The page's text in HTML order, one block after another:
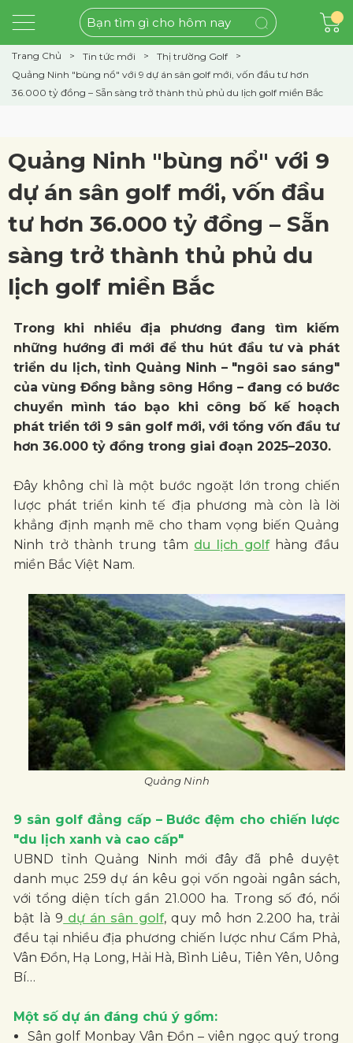
Trang Chủ Tin tức mới
Thị trường Golf
Quảng Ninh "bùng nổ" với 9 dự án sân golf mới, vốn đầu tư hơn
36.000 tỷ đồng – Sẵn sàng trở thành thủ phủ du lịch golf miền Bắc
Quảng Ninh "bùng nổ" với 9
dự án sân golf mới, vốn đầu
tư hơn 36.000 tỷ đồng – Sẵn
sàng trở thành thủ phủ du
lịch golf miền Bắc
Trong khi nhiều địa phương đang tìm kiếm
những hướng đi mới để thu hút đầu tư và phát
triển du lịch, tỉnh Quảng Ninh – "ngôi sao sáng"
của vùng Đồng bằng sông Hồng – đang có bước
chuyển mình táo bạo khi công bố kế hoạch
phát triển tới 9 sân golf mới, với tổng vốn đầu tư
hơn 36.000 tỷ đồng trong giai đoạn 2025–2030.
Đây không chỉ là một bước ngoặt lớn trong chiến
lược phát triển kinh tế địa phương mà còn là lời
khẳng định mạnh mẽ cho tham vọng biến Quảng
Ninh trở thành trung tâm du lịch golfhàng đầu
miền Bắc Việt Nam.
Quảng Ninh
9 sân golf đẳng cấp – Bước đệm cho chiến lược
"du lịch xanh và cao cấp"
UBND tỉnh Quảng Ninh mới đây đã phê duyệt
danh mục 259 dự án kêu gọi vốn ngoài ngân sách,
với tổng diện tích gần 21.000 ha. Trong số đó, nổi
bật là 9 dự án sân golf, quy mô hơn 2.200 ha, trải
đều tại nhiều địa phương chiến lược như Cẩm Phả,
Vân Đồn, Hạ Long, Hải Hà, Bình Liêu, Tiên Yên, Uông
Bí…
Một số dự án đáng chú ý gồm:
Sân golf Monbay Vân Đồn – viên ngọc quý trong